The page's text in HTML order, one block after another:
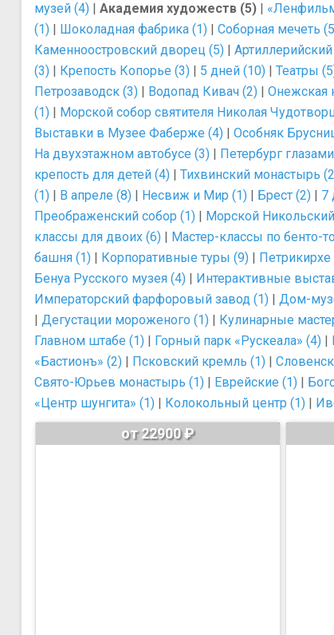
музей (4) | Академия художеств (5) |
(1) | Шоколадная фабрика (1) | Соборная мечеть
Каменноостровский дворец (5) |
(3) | Крепость Копорье (3) | 5 дней (10) | Театры
Петрозаводск (3) | Водопад Кивач (2) | Онежская
(1) | Морской собор святителя Николая
Выставки в Музее Фаберже (4) | Особняк
На двухэтажном автобусе (3) | Петербург
крепость для детей (4) | Тихвинский монастырь
(1) | В апреле (8) | Несвиж и Мир (1) | Брест (2) | 7
Преображенский собор (1) | Морской
классы для двоих (6) | Мастер-классы по бенто-
башня (1) | Корпоративные туры (9) | Петрикирхе
Бенуа Русского музея (4) | Интерактивные
Императорский фарфоровый завод (1) | Дом-
| Дегустации мороженого (1) | Кулинарные
Главном штабе (1) | Горный парк «Рускеала» (4) |
«Бастионъ» (2) | Псковский кремль (1) |
Свято-Юрьев монастырь (1) | Еврейские (1) |
«Центр шунгита» (1) | Колокольный центр (1) |
от 22900 ₽